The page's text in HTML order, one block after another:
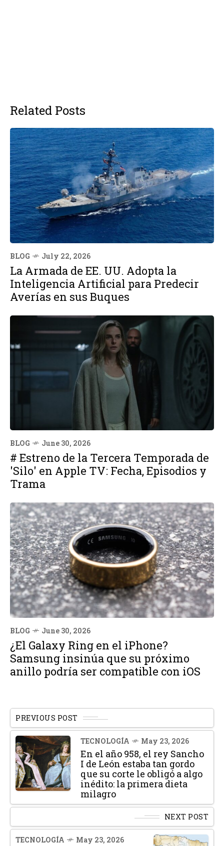
Related Posts
BLOG July 22, 2026
La Armada de EE. UU. Adopta la
Inteligencia Artificial para Predecir
Averías en sus Buques
BLOG June 30, 2026
# Estreno de la Tercera Temporada de
'Silo' en Apple TV: Fecha, Episodios y
Trama
BLOG June 30, 2026
¿El Galaxy Ring en el iPhone?
Samsung insinúa que su próximo
anillo podría ser compatible con iOS
PREVIOUS POST
TECNOLOGÍA May 23, 2026
En el año 958, el rey Sancho
I de León estaba tan gordo
que su corte le obligó a algo
inédito: la primera dieta
milagro
NEXT POST
TECNOLOGÍA May 23, 2026